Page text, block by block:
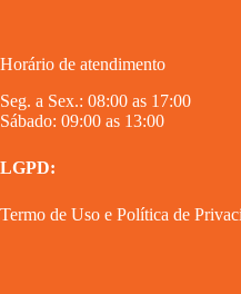
Horário de atendimento
Seg. a Sex.: 08:00 as 17:00
Sábado: 09:00 as 13:00
LGPD:
Termo de Uso e Política de